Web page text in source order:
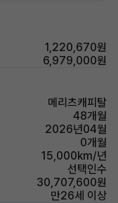
1,220,670원
6,979,000원
메리츠캐피탈
48개월
2026년04월
0개월
15,000km/년
선택인수
30,707,600원
만26세 이상